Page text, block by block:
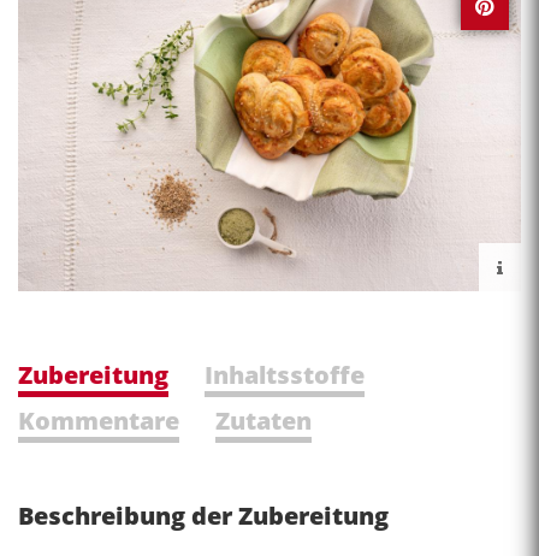
Zubereitung
Inhaltsstoffe
Kommentare
Zutaten
Beschreibung der Zubereitung